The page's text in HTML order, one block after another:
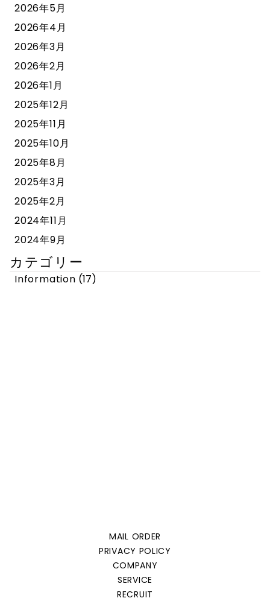
2026年5月
2026年4月
2026年3月
2026年2月
2026年1月
2025年12月
2025年11月
2025年10月
2025年8月
2025年3月
2025年2月
2024年11月
2024年9月
カテゴリー
Information (17)
MAIL ORDER
PRIVACY POLICY
COMPANY
SERVICE
RECRUIT